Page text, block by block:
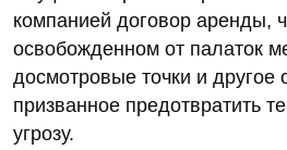
компанией договор аренды,
освобожденном от палаток
досмотровые точки и другое
призванное предотвратить
угрозу.